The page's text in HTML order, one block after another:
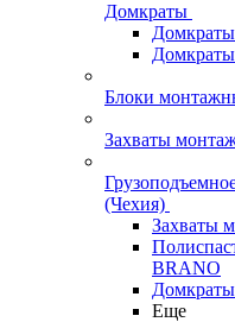
Домкраты
Блоки
Захваты
(Чехия)
Захваты
BRANO
Еще